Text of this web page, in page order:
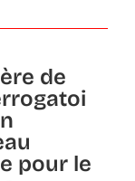
de
pour le